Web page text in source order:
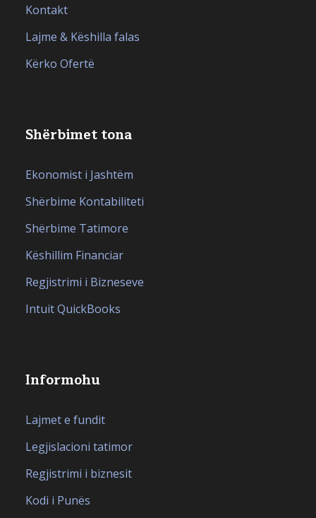
Kontakt
Lajme & Këshilla falas
Kërko Ofertë
Shërbimet tona
Ekonomist i Jashtëm
Shërbime Kontabiliteti
Shërbime Tatimore
Këshillim Financiar
Regjistrimi i Bizneseve
Intuit QuickBooks
Informohu
Lajmet e fundit
Legjislacioni tatimor
Regjistrimi i biznesit
Kodi i Punës